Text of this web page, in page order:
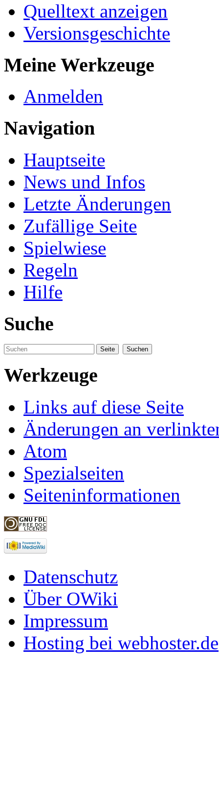
Quelltext anzeigen
Versionsgeschichte
Meine Werkzeuge
Anmelden
Navigation
Hauptseite
News und Infos
Letzte Änderungen
Zufällige Seite
Spielwiese
Regeln
Hilfe
Suche
Werkzeuge
Links auf diese Seite
Änderungen an
Atom
Spezialseiten
Seiteninformationen
Datenschutz
Über OWiki
Impressum
Hosting bei webhoster.de